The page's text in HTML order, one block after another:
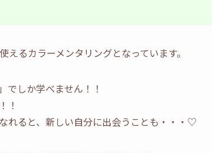
るカラーメンタリングとなっています。
でしか学べません！！
！
れると、新しい自分に出会うことも・・・♡